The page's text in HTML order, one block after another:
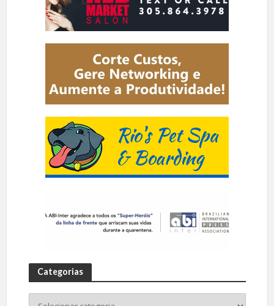
Categorias